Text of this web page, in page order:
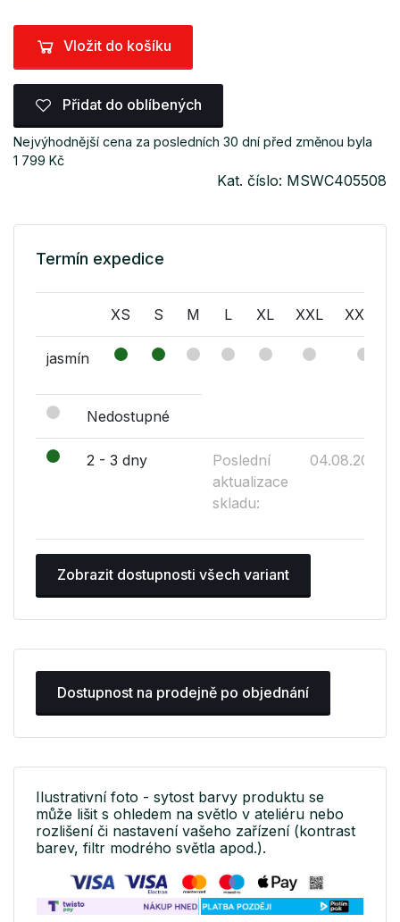
Vložit do košíku
Přidat do oblíbených
Nejvýhodnější cena za posledních 30 dní před změnou byla
1 799 Kč
Kat. číslo: MSWC405508
Termín expedice
XS S M L XL XXL XXXL
jasmín
Nedostupné
2 - 3 dny
Poslední
aktualizace
skladu:
04.08.2026
Zobrazit dostupnosti všech variant
Dostupnost na prodejně po objednání
Ilustrativní foto - sytost barvy produktu se
může lišit s ohledem na světlo v ateliéru nebo
rozlišení či nastavení vašeho zařízení (kontrast
barev, filtr modrého světla apod.).